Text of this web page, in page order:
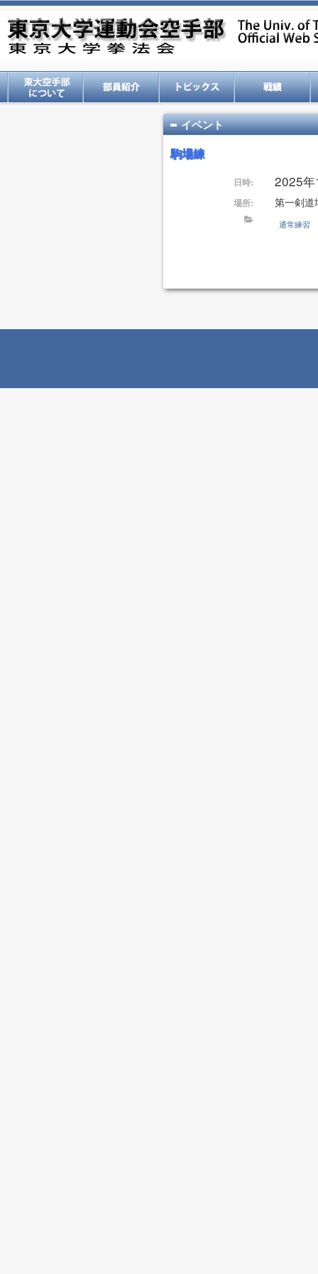
イベント
駒場練
日時: 2025
場所: 第一剣道
通常練習